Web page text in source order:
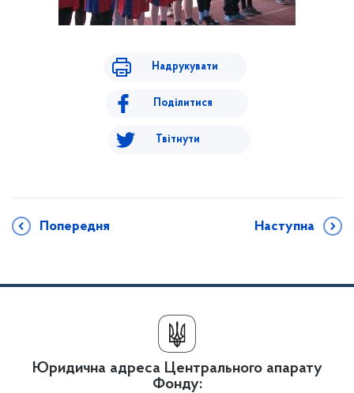
Надрукувати
Поділитися
Твітнути
Попередня Наступна
Юридична адреса Центрального апарату
Фонду: